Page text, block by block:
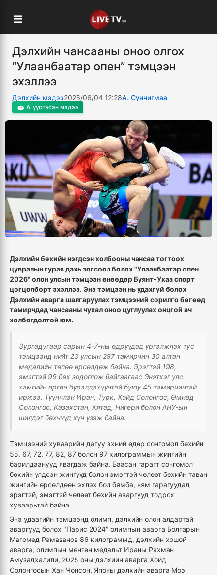
Дэлхийн чансааны оноо олгох
“Улаанбаатар опен” тэмцээн
эхэллээ
Дэлхийн мэдээ2026/06/04 12:28А. Сүнчигмаа
AI үүсгэсэн мэдээ
Дэлхийн бөхийн нэгдсэн холбооны чансаа тогтоох
цувралын гурав дахь зогсоол болох "Улаанбаатар опен
2026" олон улсын тэмцээн өнөөдөр Буянт-Ухаа спорт
цогцолборт эхэллээ. Энэ тэмцээн нь удахгүй болох
Дэлхийн аварга шалгаруулах тэмцээний сорилго бөгөөд
тамирчдад чансааны чухал оноо цуглуулах онцгой ач
холбогдолтой юм.
Зургадугаар сарын 4-7-ны өдрүүдэд үргэлжлэх тус
тэмцээнд нийт 23 улсын 297 тамирчин 30 алтан
медалийн төлөө өрсөлдөж байна. Эрэгтэй 198,
эмэгтэй 99 бөх зодоглож байгаагаас Энэтхэг улс
хамгийн өргөн бүрэлдэхүүнтэй буюу 45 тамирчинтай
иржээ. Түүнчлэн Иран, Турк, Хойд Солонгос, Өмнөд
Солонгос, Казахстан, Хятад, Нигери болон АНУ-ын
шилдэг бөхчүүд хүч үзэж байна.
Тэмцээний хуваарийн дагуу эхний өдөр сонгомол бөхийн
55, 67, 72, 77, 82, 87 болон 97 килограммын жингийн
барилдаанууд явагдаж байна. Баасан гарагт сонгомол
бөхийн үлдсэн жингүүд болон эмэгтэй чөлөөт бөхийн таван
жингийн өрсөлдөөн эхлэх бол бямба, ням гарагуудад
эрэгтэй, эмэгтэй чөлөөт бөхийн аваргууд тодрох
хуваарьтай байна.
Энэ удаагийн тэмцээнд олимп, дэлхийн олон алдартай
аваргууд болох "Парис 2024" олимпын аварга Болгарын
Магомед Рамазанов 86 килограммд, дэлхийн хошой
аварга, олимпын мөнгөн медальт Ираны Рахман
Амузадхалили, 2025 оны дэлхийн аварга Хойд
Солонгосын Хан Чонсон, Японы дэлхийн аварга Моэ